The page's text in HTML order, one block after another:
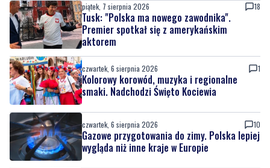
piątek, 7 sierpnia 2026 18
Tusk: "Polska ma nowego zawodnika".
Premier spotkał się z amerykańskim
aktorem
czwartek, 6 sierpnia 2026 1
Kolorowy korowód, muzyka i regionalne
smaki. Nadchodzi Święto Kociewia
czwartek, 6 sierpnia 2026 10
Gazowe przygotowania do zimy. Polska lepiej
wygląda niż inne kraje w Europie